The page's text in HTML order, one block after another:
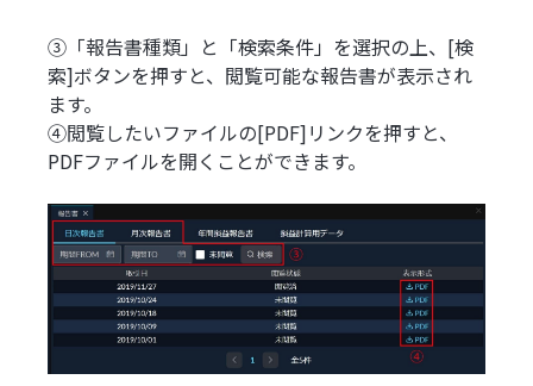
③「報告書種類」と「検索条件」を選択の上、[検
索]ボタンを押すと、閲覧可能な報告書が表示され
ます。
④閲覧したいファイルの[PDF]リンクを押すと、
PDFファイルを開くことができます。